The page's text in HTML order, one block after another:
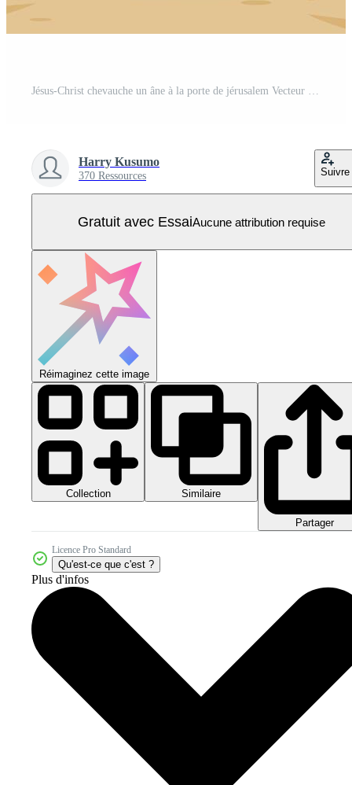
Jésus-Christ chevauche un âne à la porte de jérusalem Vecteur Pro
Harry Kusumo
370 Ressources Suivre
Gratuit avec EssaiAucune attribution requise
Réimaginez cette image
Collection Similaire
Partager
Licence Pro Standard
Qu'est-ce que c'est ?
Plus d'infos